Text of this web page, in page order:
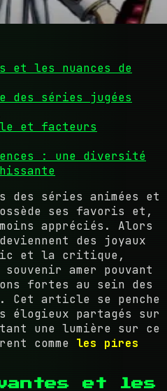
et les nuances de
des séries jugées
et facteurs
: une diversité
des séries animées et
ses favoris et,
appréciés. Alors
des joyaux
et la critique,
amer pouvant
fortes au sein des
Cet article se penche
élogieux partagés sur
une lumière sur ce
comme les pires
et les